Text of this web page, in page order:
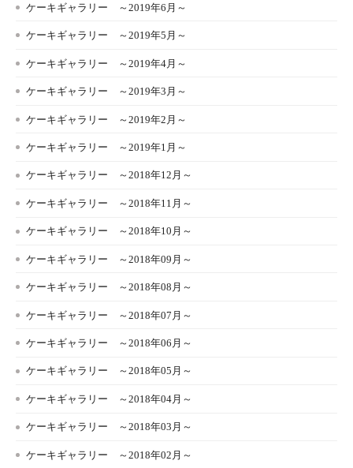
ケーキギャラリー ～2019年6月～
ケーキギャラリー ～2019年5月～
ケーキギャラリー ～2019年4月～
ケーキギャラリー ～2019年3月～
ケーキギャラリー ～2019年2月～
ケーキギャラリー ～2019年1月～
ケーキギャラリー ～2018年12月～
ケーキギャラリー ～2018年11月～
ケーキギャラリー ～2018年10月～
ケーキギャラリー ～2018年09月～
ケーキギャラリー ～2018年08月～
ケーキギャラリー ～2018年07月～
ケーキギャラリー ～2018年06月～
ケーキギャラリー ～2018年05月～
ケーキギャラリー ～2018年04月～
ケーキギャラリー ～2018年03月～
ケーキギャラリー ～2018年02月～